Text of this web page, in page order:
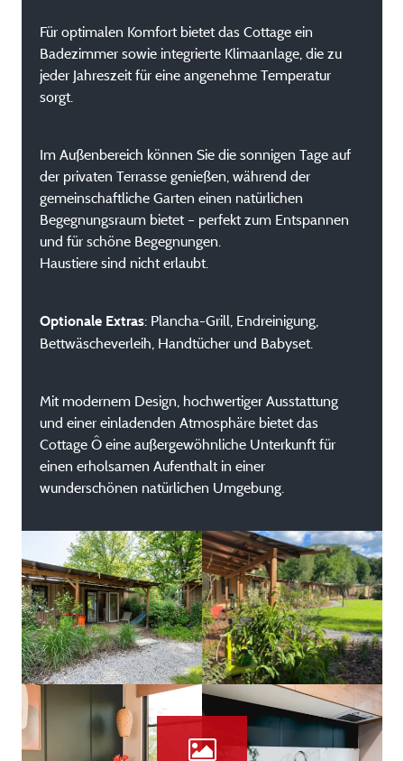
Für optimalen Komfort bietet das Cottage ein
Badezimmer sowie integrierte Klimaanlage, die zu
jeder Jahreszeit für eine angenehme Temperatur
sorgt.
Im Außenbereich können Sie die sonnigen Tage auf
der privaten Terrasse genießen, während der
gemeinschaftliche Garten einen natürlichen
Begegnungsraum bietet – perfekt zum Entspannen
und für schöne Begegnungen.
Haustiere sind nicht erlaubt.
Optionale Extras: Plancha-Grill, Endreinigung,
Bettwäscheverleih, Handtücher und Babyset.
Mit modernem Design, hochwertiger Ausstattung
und einer einladenden Atmosphäre bietet das
Cottage Ô eine außergewöhnliche Unterkunft für
einen erholsamen Aufenthalt in einer
wunderschönen natürlichen Umgebung.